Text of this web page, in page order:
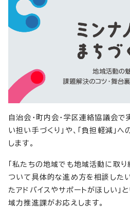
自治会・町内会・学区連絡協議会で
い担い手づくり」や、「負担軽減」
します。
「私たちの地域でも地域活動に取り
ついて具体的な進め方を相談したい
たアドバイスやサポートがほしい」
域力推進課がお応えします。